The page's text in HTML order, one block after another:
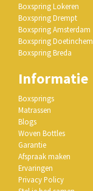
Boxspring Lokeren
Boxspring Drempt
Boxspring Amsterdam
Boxspring Doetinchem
Boxspring Breda
Informatie
Boxsprings
Matrassen
Blogs
Woven Bottles
Garantie
Afspraak maken
Ervaringen
Privacy Policy